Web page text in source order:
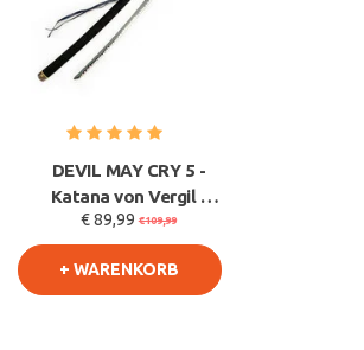
DEVIL MAY CRY 5 -
Katana von Vergil -
Yamato v2 - DMC 5
Version
€ 89,99 €109,99
+ WARENKORB